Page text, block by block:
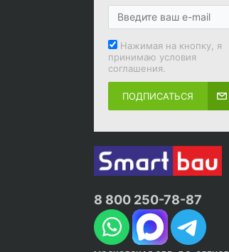
Нажимая на кнопку, я
принимаю условия
соглашения.
ПОДПИСАТЬСЯ
8 800 250-78-87